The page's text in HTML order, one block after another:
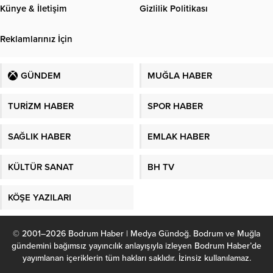
Künye & İletişim Gizlilik Politikası
Reklamlarınız İçin
GÜNDEM MUĞLA HABER
TURİZM HABER SPOR HABER
SAĞLIK HABER EMLAK HABER
KÜLTÜR SANAT BH TV
KÖŞE YAZILARI
© 2001–2026 Bodrum Haber | Medya Gündoğ. Bodrum ve Muğla
gündemini bağımsız yayıncılık anlayışıyla izleyen Bodrum Haber’de
yayımlanan içeriklerin tüm hakları saklıdır. İzinsiz kullanılamaz.